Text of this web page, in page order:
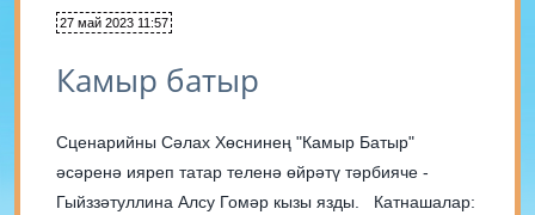
27 май 2023 11:57
Камыр батыр
Сценарийны Сәлах Хөснинең "Камыр Батыр"
әсәренә ияреп татар теленә өйрәтү тәрбияче -
Гыйззәтуллина Алсу Гомәр кызы язды. Катнашалар: